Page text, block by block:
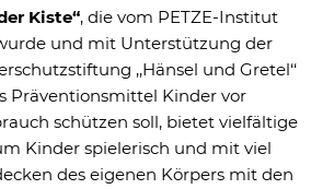
Kiste“, die vom PETZE-Institut
und mit Unterstützung der
,,Hänsel und Gretel‘‘
Präventionsmittel Kinder vor
schützen soll, bietet vielfältige
Kinder spielerisch und mit viel
des eigenen Körpers mit den
Content
that make external
on the website. Such as
anzeigen